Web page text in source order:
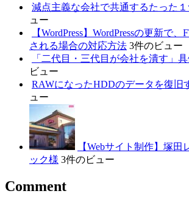
減点主義な会社で共通するたった
ュー
【WordPress】WordPressの更新で
される場合の対応方法 3件のビュー
「二代目・三代目が会社を潰す」
ビュー
RAWになったHDDのデータを復旧
ュー
【Webサイト制作】塚
ック様 3件のビュー
Comment